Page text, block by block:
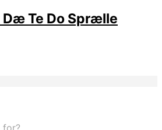
Te Do Sprælle
for?